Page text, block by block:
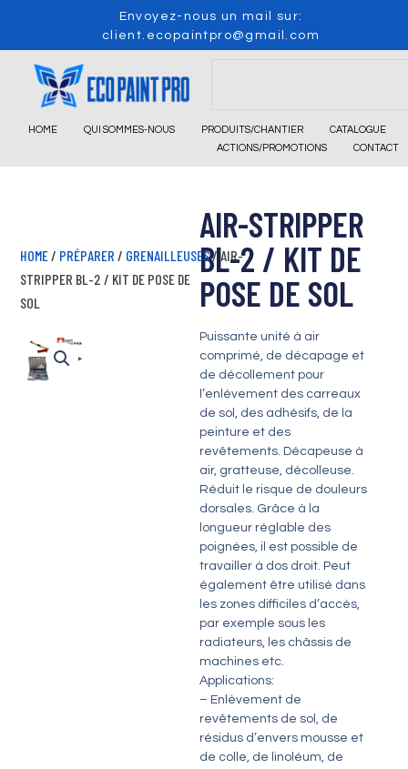
content
Envoyez-nous un mail sur:
client.ecopaintpro@gmail.com
HOME QUI SOMMES-NOUS PRODUITS/CHANTIER
CATALOGUE
ACTIONS/PROMOTIONS
CONTACT
AIR-STRIPPER
BL-2 / KIT DE
POSE DE SOL
Puissante unité à air
comprimé, de décapage et
de décollement pour
l’enlèvement des carreaux
de sol, des adhésifs, de la
peinture et des
revêtements. Décapeuse à
air, gratteuse, décolleuse.
Réduit le risque de douleurs
dorsales. Grâce à la
longueur réglable des
poignées, il est possible de
travailler à dos droit. Peut
également être utilisé dans
les zones difficiles d’accès,
par exemple sous les
radiateurs, les châssis de
machines etc.
Applications:
– Enlèvement de
revêtements de sol, de
résidus d’envers mousse et
de colle, de linoléum, de
HOME / PRÉPARER / GRENAILLEUSES/ AIR-
STRIPPER BL-2 / KIT DE POSE DE
SOL